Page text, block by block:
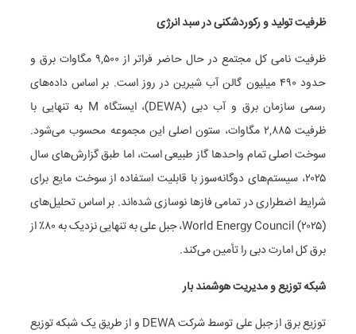
ظرفیت تولید و رکوردشکنی در سبد انرژی
ظرفیت نامی کل مجتمع در حال حاضر فراتر از ۹,۵۰۰ مگاوات برق و
حدود ۴۹۰ میلیون گالن آب شیرین در روز است. بر اساس داده‌های
رسمی سازمان برق و آب دبی (DEWA)، ایستگاه M به تنهایی با
ظرفیت ۲,۸۸۵ مگاوات، ستون اصلی این مجموعه محسوب می‌شود.
سوخت اصلی تمام واحدها گاز طبیعی است، اما طبق گزارش‌های سال
۲۰۲۵، سیستم‌های دوگانه‌سوز با قابلیت استفاده از سوخت مایع برای
شرایط اضطراری در تمامی فازها نوسازی شده‌اند. بر اساس تحلیل‌های
World Energy Council (۲۰۲۵)، جبل علی به تنهایی نزدیک به ۸۰٪ از
برق کل امارت دبی را تأمین می‌کند.
شبکه توزیع و مدیریت هوشمند بار
توزیع برق از جبل علی توسط شرکت DEWA و از طریق یک شبکه توزیع